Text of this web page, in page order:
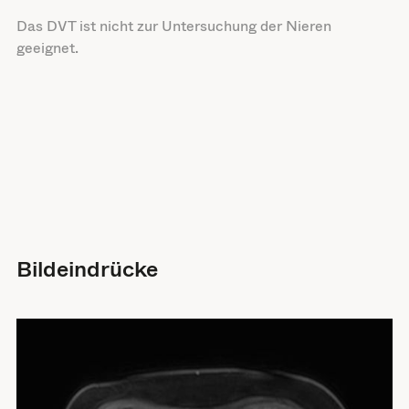
Das DVT ist nicht zur Untersuchung der Nieren
geeignet.
Bildeindrücke